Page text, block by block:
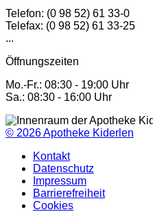
Telefon: (0 98 52) 61 33-0
Telefax: (0 98 52) 61 33-25
...
Öffnungszeiten
Mo.-Fr.: 08:30 - 19:00 Uhr
Sa.: 08:30 - 16:00 Uhr
© 2026Apotheke Kiderlen
Kontakt
Datenschutz
Impressum
Barrierefreiheit
Cookies